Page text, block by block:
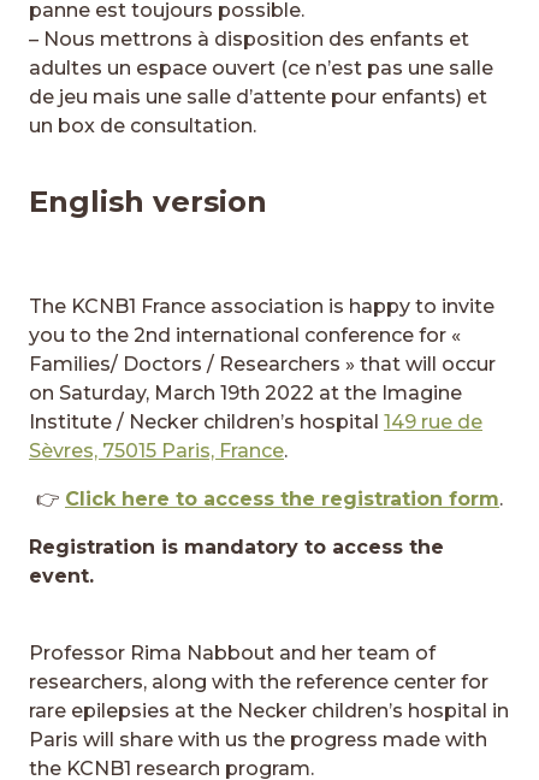
panne est toujours possible.
– Nous mettrons à disposition des enfants et
adultes un espace ouvert (ce n’est pas une salle
de jeu mais une salle d’attente pour enfants) et
un box de consultation.
English version
The KCNB1 France association is happy to invite
you to the 2nd international conference for «
Families/ Doctors / Researchers » that will occur
on Saturday, March 19th 2022 at the Imagine
Institute / Necker children’s hospital 149 rue de
Sèvres, 75015 Paris, France.
👉 Click here to access the registration form.
Registration is mandatory to access the
event.
Professor Rima Nabbout and her team of
researchers, along with the reference center for
rare epilepsies at the Necker children’s hospital in
Paris will share with us the progress made with
the KCNB1 research program.